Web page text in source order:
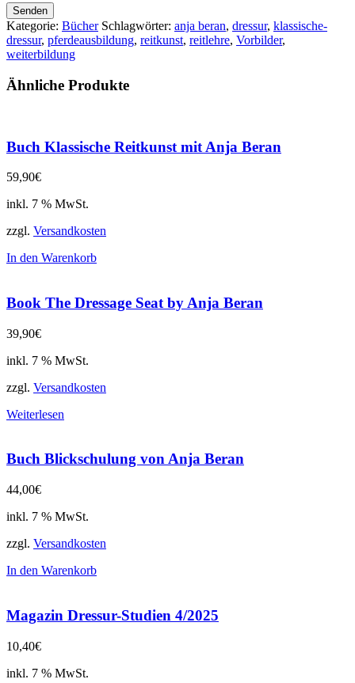
Senden
Kategorie: Bücher Schlagwörter: anja beran, dressur, klassische-
dressur, pferdeausbildung, reitkunst, reitlehre, Vorbilder,
weiterbildung
Ähnliche Produkte
Buch Klassische Reitkunst mit Anja Beran
59,90€
inkl. 7 % MwSt.
zzgl. Versandkosten
In den Warenkorb
Book The Dressage Seat by Anja Beran
39,90€
inkl. 7 % MwSt.
zzgl. Versandkosten
Weiterlesen
Buch Blickschulung von Anja Beran
44,00€
inkl. 7 % MwSt.
zzgl. Versandkosten
In den Warenkorb
Magazin Dressur-Studien 4/2025
10,40€
inkl. 7 % MwSt.